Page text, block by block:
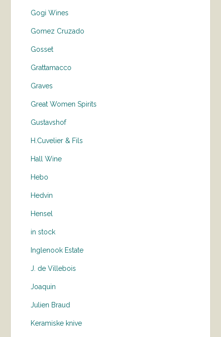
Gogi Wines
Gomez Cruzado
Gosset
Grattamacco
Graves
Great Women Spirits
Gustavshof
H.Cuvelier & Fils
Hall Wine
Hebo
Hedvin
Hensel
in stock
Inglenook Estate
J. de Villebois
Joaquin
Julien Braud
Keramiske knive